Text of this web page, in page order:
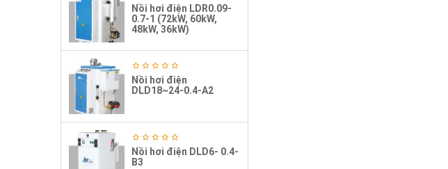
Nồi hơi điện LDR0.09-
0.7-1 (72kW, 60kW,
48kW, 36kW)
Nồi hơi điện
DLD18~24-0.4-A2
Nồi hơi điện DLD6- 0.4-
B3